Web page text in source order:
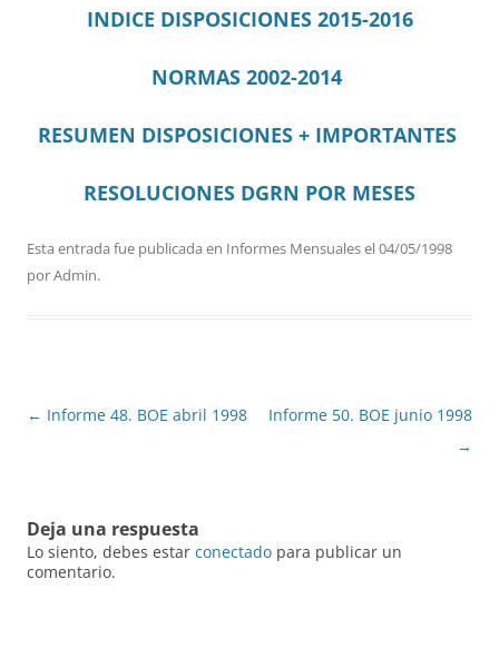
INDICE DISPOSICIONES 2015-2016
NORMAS 2002-2014
RESUMEN DISPOSICIONES + IMPORTANTES
RESOLUCIONES DGRN POR MESES
Esta entrada fue publicada en Informes Mensualesel04/05/1998
porAdmin.
Navegación
← Informe 48. BOE abril 1998
Informe 50. BOE junio 1998
→
Deja una respuesta
Lo siento, debes estar conectado para publicar un
comentario.